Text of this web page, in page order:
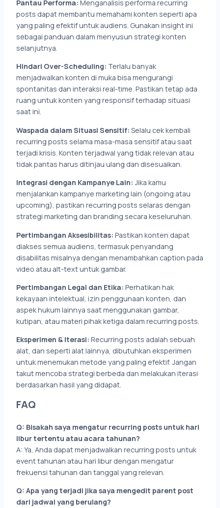
Pantau Performa:Menganalisis performa recurring
posts dapat membantu memahami konten seperti apa
yang paling efektif untuk audiens. Gunakan insight ini
sebagai panduan dalam menyusun strategi konten
selanjutnya.
Hindari Over-Scheduling: Terlalu banyak
menjadwalkan konten di muka bisa mengurangi
spontanitas dan interaksi real-time. Pastikan tetap ada
ruang untuk konten yang responsif terhadap situasi
saat ini.
Waspada dalam Situasi Sensitif:Selalu cek kembali
recurring posts selama masa-masa sensitif atau saat
terjadi krisis. Konten terjadwal yang tidak relevan atau
tidak pantas harus ditinjau ulang dan disesuaikan.
Integrasi dengan Kampanye Lain:Jika kamu
menjalankan kampanye marketing lain (ongoing atau
upcoming), pastikan recurring posts selaras dengan
strategi marketing dan branding secara keseluruhan.
Pertimbangan Aksesibilitas:Pastikan konten dapat
diakses semua audiens, termasuk penyandang
disabilitas misalnya dengan menambahkan caption pada
video atau alt-text untuk gambar.
Pertimbangan Legal dan Etika:Perhatikan hak
kekayaan intelektual, izin penggunaan konten, dan
aspek hukum lainnya saat menggunakan gambar,
kutipan, atau materi pihak ketiga dalam recurring posts.
Eksperimen & Iterasi:Recurring posts adalah sebuah
alat, dan seperti alat lainnya, dibutuhkan eksperimen
untuk menemukan metode yang paling efektif. Jangan
takut mencoba strategi berbeda dan melakukan iterasi
berdasarkan hasil yang didapat.
FAQ
Q: Bisakah saya mengatur recurring posts untuk hari
libur tertentu atau acara tahunan?
A: Ya, Anda dapat menjadwalkan recurring posts untuk
event tahunan atau hari libur dengan mengatur
frekuensi tahunan dan tanggal yang relevan.
Q: Apa yang terjadi jika saya mengedit parent post
dari jadwal yang berulang?